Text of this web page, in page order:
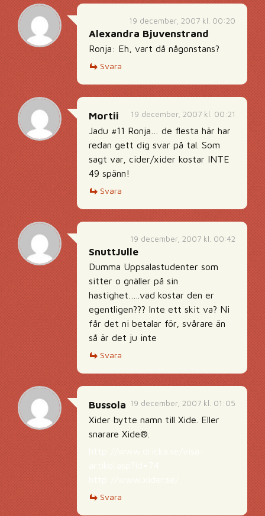
19 december, 2007 kl. 00:20
Alexandra Bjuvenstrand
Ronja: Eh, vart då någonstans?
Svara
19 december, 2007 kl. 00:21
Mortii
Jadu #11 Ronja… de flesta här har
redan gett dig svar på tal. Som
sagt var, cider/xider kostar INTE
49 spänn!
Svara
19 december, 2007 kl. 00:42
SnuttJulle
Dumma Uppsalastudenter som
sitter o gnäller på sin
hastighet…..vad kostar den er
egentligen??? Inte ett skit va? Ni
får det ni betalar för, svårare än
så är det ju inte
Svara
19 december, 2007 kl. 01:05
Bussola
Xider bytte namn till Xide. Eller
snarare Xide®.
Svara